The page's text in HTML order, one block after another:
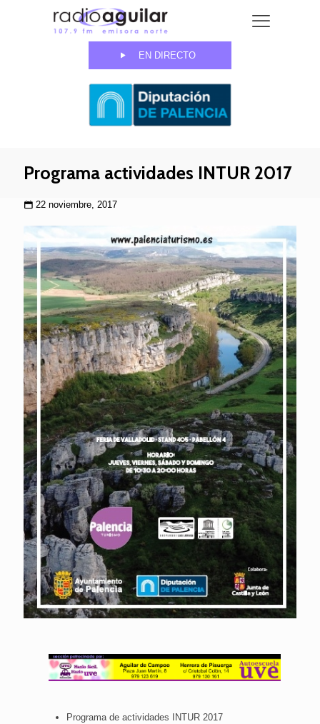
EN DIRECTO
Programa actividades INTUR 2017
22 noviembre, 2017
Programa de actividades INTUR 2017